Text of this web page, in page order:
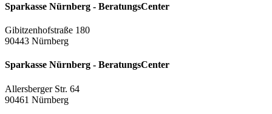
Sparkasse Nürnberg - BeratungsCenter
Gibitzenhofstraße 180
90443 Nürnberg
Sparkasse Nürnberg - BeratungsCenter
Allersberger Str. 64
90461 Nürnberg